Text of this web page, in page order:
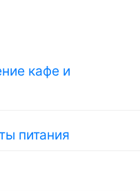
кафе и
питания